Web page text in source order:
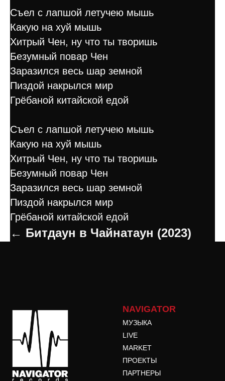
Съел с лапшой летучею мышь
Какую на хуй мышь
Хитрый Чен, ну что ты творишь
Безумный повар Чен
Заразился весь шар земной
Пиздой накрылся мир
Грёбаной китайской едой
Съел с лапшой летучею мышь
Какую на хуй мышь
Хитрый Чен, ну что ты творишь
Безумный повар Чен
Заразился весь шар земной
Пиздой накрылся мир
Грёбаной китайской едой
← Битдаун в Чайнатаун (2023)
NAVIGATOR
МУЗЫКА
LIVE
MARKET
ПРОЕКТЫ
ПАРТНЕРЫ